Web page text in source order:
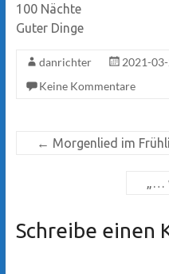
100 Nächte
Guter Dinge
danrichter 2021-
Keine Kommentare
← Morgenlied im
„…
Schreibe einen